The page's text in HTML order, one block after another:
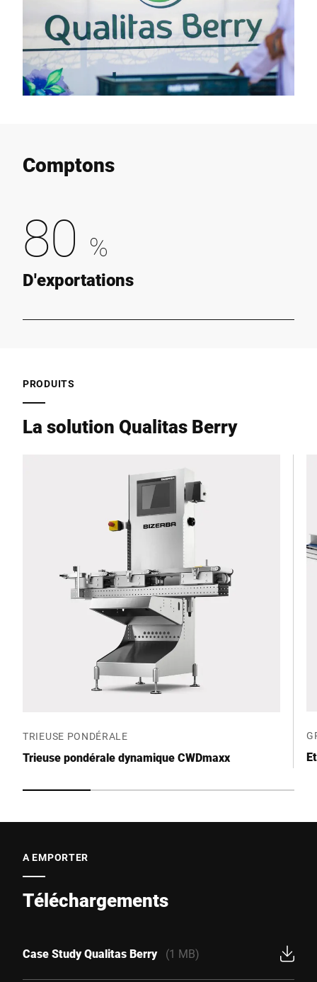
Comptons
80 %
D'exportations
PRODUITS
La solution Qualitas Berry
TRIEUSE PONDÉRALE
Trieuse pondérale dynamique CWDmaxx
A EMPORTER
Téléchargements
Case Study Qualitas Berry (1 MB)